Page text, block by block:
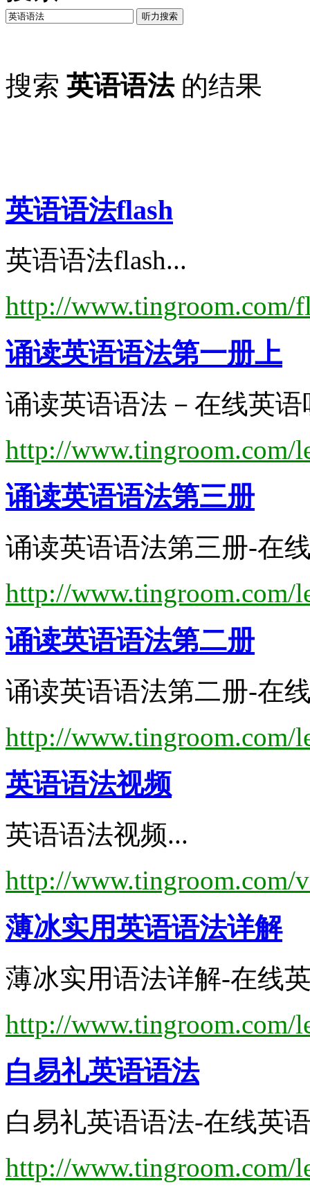
听力搜索
搜索 英语语法的结果
英语语法flash
英语语法flash...
http://www.tingroom.com/
诵读英语语法第一册上
诵读英语语法－在线英语
http://www.tingroom.com/
诵读英语语法第三册
诵读英语语法第三册-在
http://www.tingroom.com/
诵读英语语法第二册
诵读英语语法第二册-在
http://www.tingroom.com/
英语语法视频
英语语法视频...
http://www.tingroom.com/
薄冰实用英语语法详解
薄冰实用语法详解-在线
http://www.tingroom.com/
白易礼英语语法
白易礼英语语法-在线英
http://www.tingroom.com/